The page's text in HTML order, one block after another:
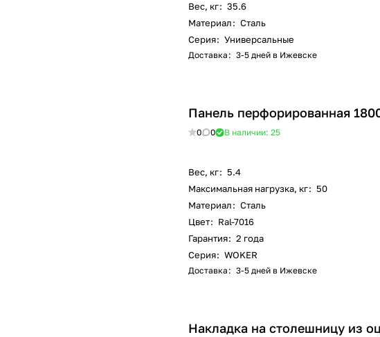
Вес, кг: 35.6
Материал: Сталь
Серия: Универсальные
Доставка : 3-5 дней в Ижевске
Панель перфорированная
0 0 В наличии: 25
Вес, кг: 5.4
Максимальная нагрузка, кг: 50
Материал: Сталь
Цвет: Ral-7016
Гарантия: 2 года
Серия: WOKER
Доставка : 3-5 дней в Ижевске
Накладка на столешницу из